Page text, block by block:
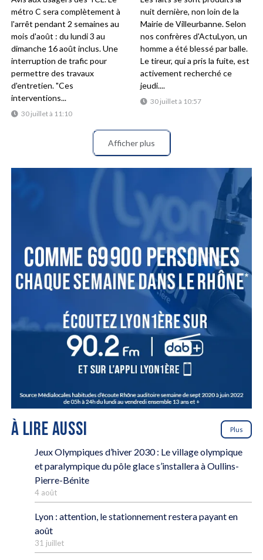
30 juillet à 11:10
métro C sera complètement à
l'arrêt pendant 2 semaines au
mois d'août : du lundi 3 au
dimanche 16 août inclus. Une
interruption de trafic pour
permettre des travaux
d'entretien. "Ces
interventions...
30 juillet à 10:57
nuit dernière, non loin de la
Mairie de Villeurbanne. Selon
nos confrères d'ActuLyon, un
homme a été blessé par balle.
Le tireur, qui a pris la fuite, est
activement recherché ce
jeudi....
Afficher plus
À LIRE AUSSI Plus
Jeux Olympiques d’hiver 2030 : Le village olympique
et paralympique du pôle glace s’installera à Oullins-
Pierre-Bénite
4 août
Lyon : attention, le stationnement restera payant en
août
31 juillet